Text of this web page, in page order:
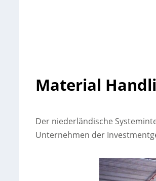
Material
Der niederländische
Unternehmen der